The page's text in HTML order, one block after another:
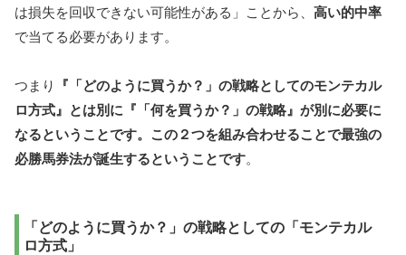
は損失を回収できない可能性がある」ことから、 高い的中率
で当てる必要があります。
つまり
『「どのように買うか？」の戦略としてのモンテカル
ロ方式』とは別に『「何を買うか？」の戦略』が別に必要に
なるということです。この２つを組み合わせることで最強の
必勝馬券法が誕生するということです。
「どのように買うか？」の戦略としての「モンテカル
ロ方式」